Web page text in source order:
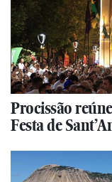
Procissão
Festa de